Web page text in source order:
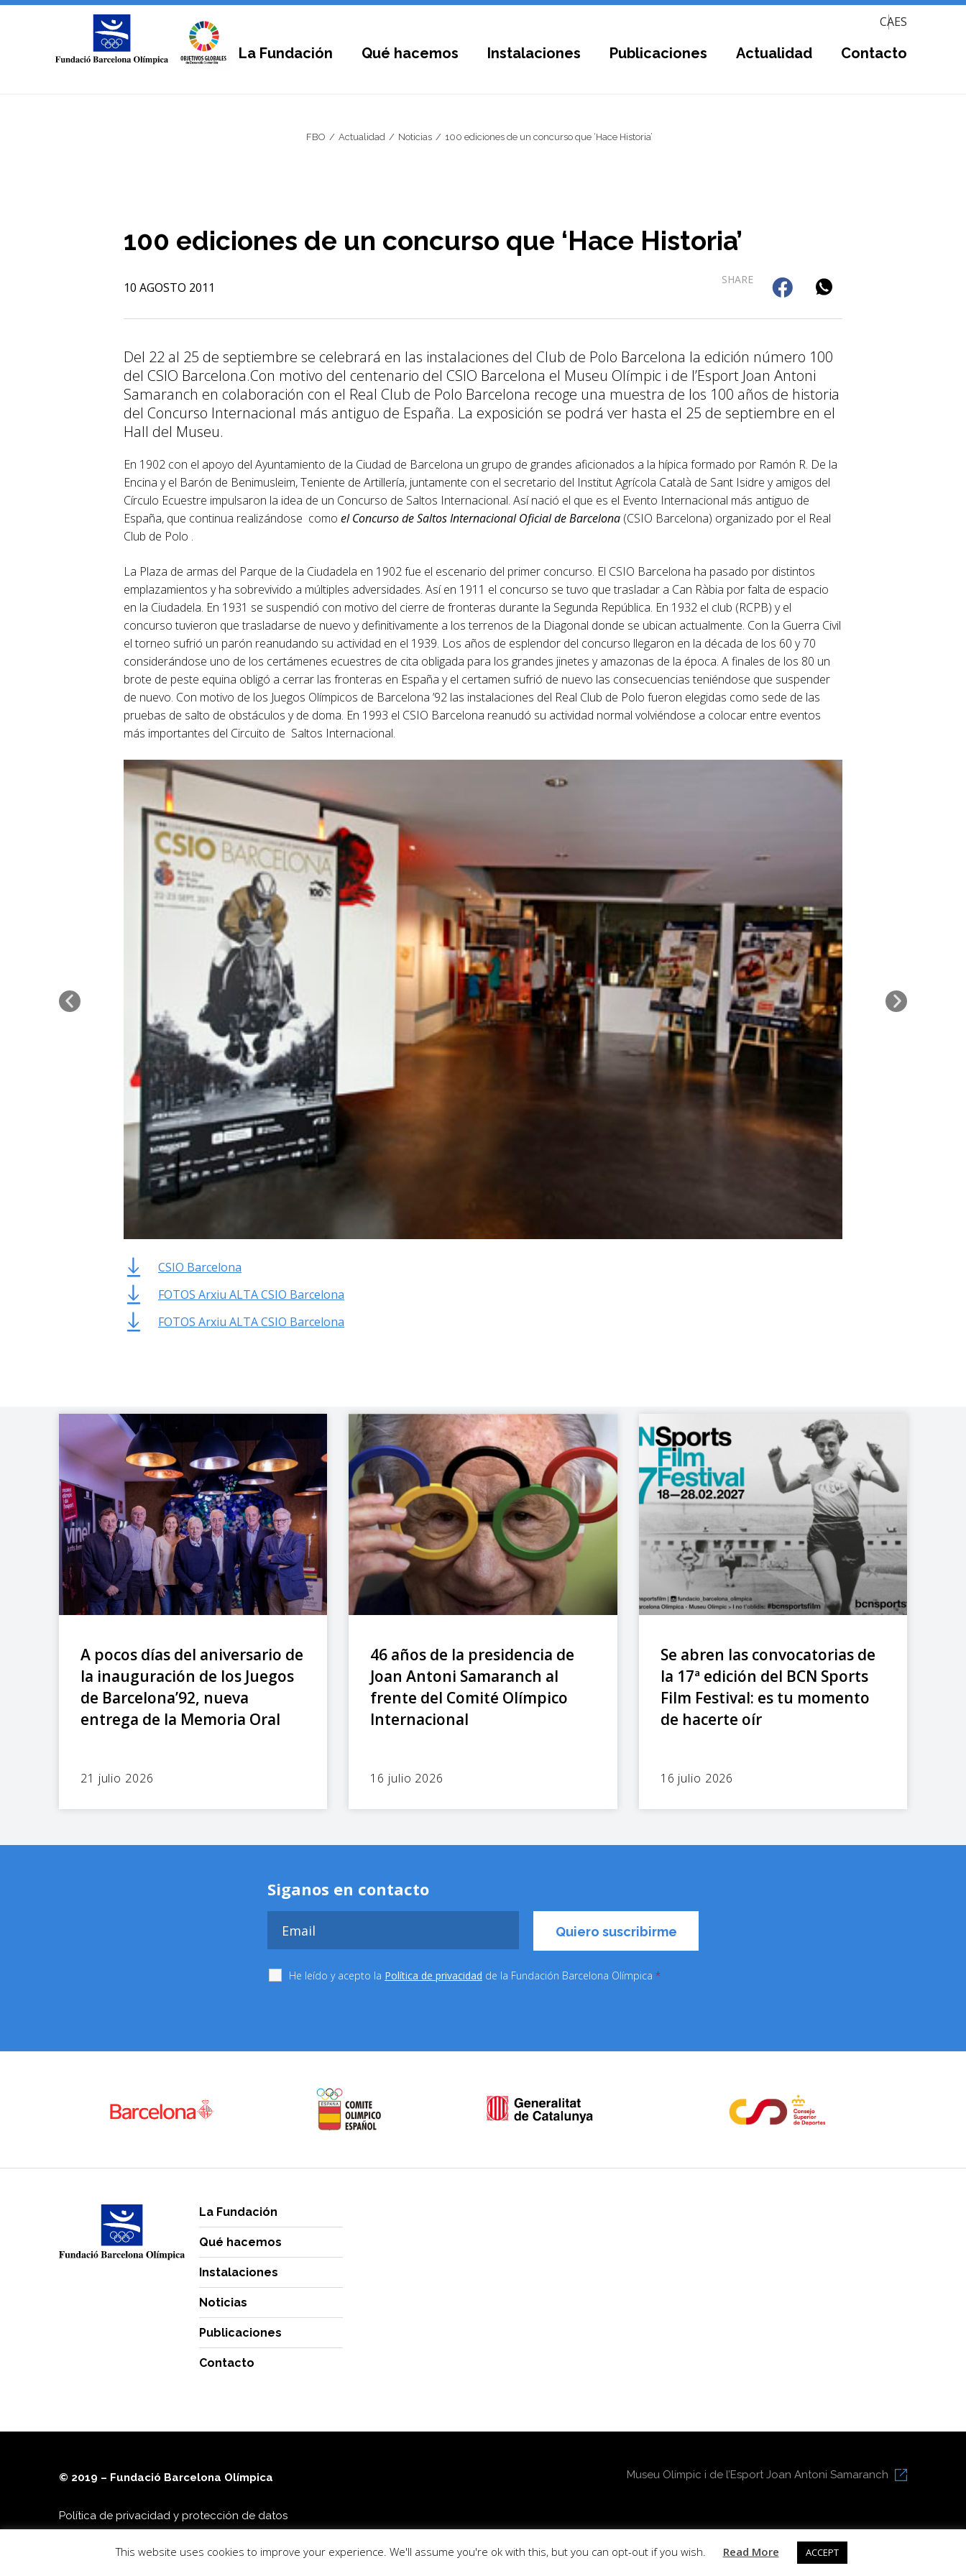
CAES
La Fundación Qué hacemos Instalaciones Publicaciones Actualidad Contacto
FBO Actualidad Noticias 100 ediciones de un concurso que ‘Hace Historia’
100 ediciones de un concurso que ‘Hace Historia’
10 AGOSTO 2011
SHARE
Del 22 al 25 de septiembre se celebrará en las instalaciones del Club de Polo Barcelona la edición número 100
del CSIO Barcelona.Con motivo del centenario del CSIO Barcelona el Museu Olímpic i de l’Esport Joan Antoni
Samaranch en colaboración con el Real Club de Polo Barcelona recoge una muestra de los 100 años de historia
del Concurso Internacional más antiguo de España. La exposición se podrá ver hasta el 25 de septiembre en el
Hall del Museu.
En 1902 con el apoyo del Ayuntamiento de la Ciudad de Barcelona un grupo de grandes aficionados a la hípica formado por Ramón R. De la
Encina y el Barón de Benimusleim, Teniente de Artillería, juntamente con el secretario del Institut Agrícola Català de Sant Isidre y amigos del
Círculo Ecuestre impulsaron la idea de un Concurso de Saltos Internacional. Así nació el que es el Evento Internacional más antiguo de
España, que continua realizándose como el Concurso de Saltos Internacional Oficial de Barcelona (CSIO Barcelona) organizado por el Real
Club de Polo .
La Plaza de armas del Parque de la Ciudadela en 1902 fue el escenario del primer concurso. El CSIO Barcelona ha pasado por distintos
emplazamientos y ha sobrevivido a múltiples adversidades. Así en 1911 el concurso se tuvo que trasladar a Can Ràbia por falta de espacio
en la Ciudadela. En 1931 se suspendió con motivo del cierre de fronteras durante la Segunda República. En 1932 el club (RCPB) y el
concurso tuvieron que trasladarse de nuevo y definitivamente a los terrenos de la Diagonal donde se ubican actualmente. Con la Guerra Civil
el torneo sufrió un parón reanudando su actividad en el 1939. Los años de esplendor del concurso llegaron en la década de los 60 y 70
considerándose uno de los certámenes ecuestres de cita obligada para los grandes jinetes y amazonas de la época. A finales de los 80 un
brote de peste equina obligó a cerrar las fronteras en España y el certamen sufrió de nuevo las consecuencias teniéndose que suspender
de nuevo. Con motivo de los Juegos Olímpicos de Barcelona ’92 las instalaciones del Real Club de Polo fueron elegidas como sede de las
pruebas de salto de obstáculos y de doma. En 1993 el CSIO Barcelona reanudó su actividad normal volviéndose a colocar entre eventos
más importantes del Circuito de Saltos Internacional.
CSIO Barcelona
FOTOS Arxiu ALTA CSIO Barcelona
FOTOS Arxiu ALTA CSIO Barcelona
A pocos días del aniversario de
la inauguración de los Juegos
de Barcelona’92, nueva
entrega de la Memoria Oral
21 julio 2026
46 años de la presidencia de
Joan Antoni Samaranch al
frente del Comité Olímpico
Internacional
16 julio 2026
Se abren las convocatorias de
la 17ª edición del BCN Sports
Film Festival: es tu momento
de hacerte oír
16 julio 2026
Siganos en contacto
He leído y acepto la Política de privacidad de la Fundación Barcelona Olímpica *
La Fundación
Qué hacemos
Instalaciones
Noticias
Publicaciones
Contacto
© 2019 – Fundació Barcelona Olímpica
Política de privacidad y protección de datos
Museu Olímpic i de l’Esport Joan Antoni Samaranch
This website uses cookies to improve your experience. We'll assume you're ok with this, but you can opt-out if you wish. Read More ACCEPT